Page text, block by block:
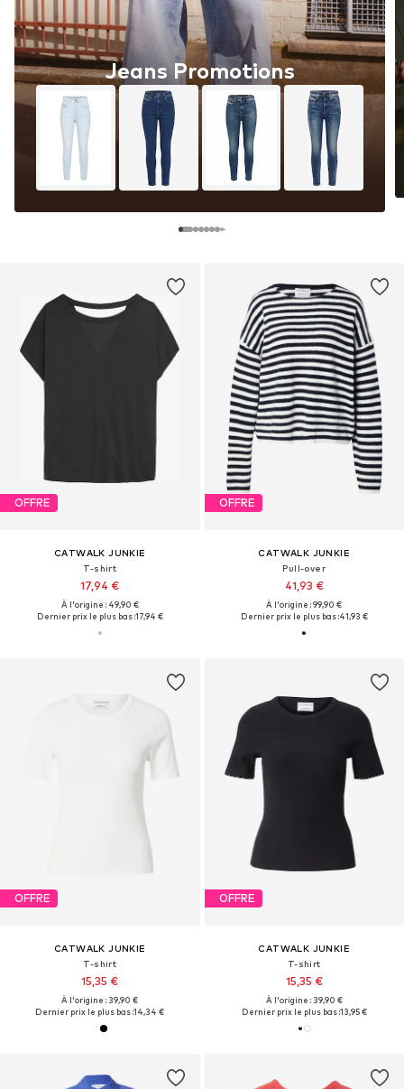
OFFRE
CATWALK JUNKIE
T-shirt
17,94 €
À l'origine : 49,90 €
Dernier prix le plus bas :17,94 €
Jeans Promotions
OFFRE
CATWALK JUNKIE
Pull-over
41,93 €
À l'origine : 99,90 €
Dernier prix le plus bas :41,93 €
OFFRE
CATWALK JUNKIE
T-shirt
15,35 €
À l'origine : 39,90 €
Dernier prix le plus bas :14,34 €
OFFRE
CATWALK JUNKIE
T-shirt
15,35 €
À l'origine : 39,90 €
Dernier prix le plus bas :13,95 €